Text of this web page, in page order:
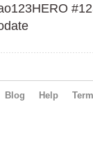
Blog Help